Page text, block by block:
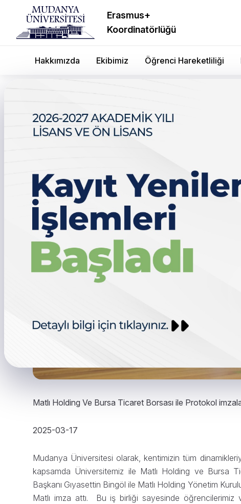
Erasmus+
Koordinatörlüğü
Hakkımızda Ekibimiz Öğrenci Hareketliliği
Matlı Holding Ve Bursa
Protokol imzalandı
Matlı Holding Ve Bursa Ticaret Borsası ile Protokol
2025-03-17
Mudanya Üniversitesi olarak, kentimizin tüm
kapsamda Üniversitemiz ile Matlı Holding ve Bursa
Başkanı Gıyasettin Bingöl ile Matlı Holding Yönetim
Matlı imza attı. Bu iş birliği sayesinde öğrencilerimiz